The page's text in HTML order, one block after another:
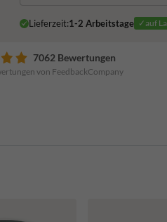
Lieferzeit:1-2 Arbeitstage ✓auf
7062 Bewertungen
von FeedbackCompany